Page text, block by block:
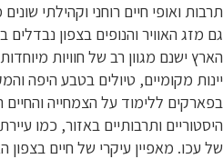
תרבות ואופי חיים רוחני וקהילתי
גם מזג האוויר והנופים בצפון
הארץ ישנם מגוון רב של חוויות
יינות מקומיים, טיולים בטבע היפה
בפארקים ללימוד על הצמחייה והחיים
היסטוריים ותרבותיים באזור, כמו
של עכו. מאפיין עיקרי של חיים